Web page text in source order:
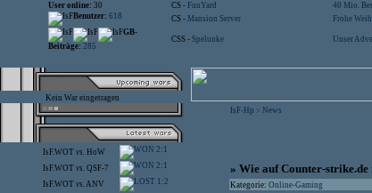
User online: 30 CS - FunYard 40 Mio.
Benutzer: 618 CS - Mansion Server Frohe
GB-
Beiträge: 285
CSS - Spelunke Unser
Kein War eingetragen
IsF.WOT vs. HoW 2:1
IsF.WOT vs. QSF-7 2:1
IsF.WOT vs.ANV 1:2
IsF-Hp > News
» Wie auf Counter-strike.de
Kategorie: Online-Gaming